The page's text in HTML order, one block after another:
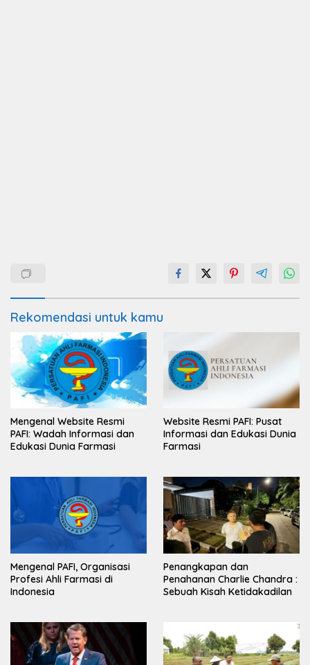
Rekomendasi untuk kamu
Mengenal Website Resmi
PAFI: Wadah Informasi dan
Edukasi Dunia Farmasi
Website Resmi PAFI: Pusat
Informasi dan Edukasi Dunia
Farmasi
Mengenal PAFI, Organisasi
Profesi Ahli Farmasi di
Indonesia
Penangkapan dan
Penahanan Charlie Chandra :
Sebuah Kisah Ketidakadilan